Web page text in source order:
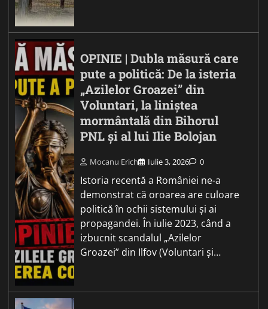
OPINIE | Dubla măsură care
pute a politică: De la isteria
„Azilelor Groazei” din
Voluntari, la liniștea
mormântală din Bihorul
PNL și al lui Ilie Bolojan
Mocanu Erich Iulie 3, 2026 0
Istoria recentă a României ne-a
demonstrat că oroarea are culoare
politică în ochii sistemului și ai
propagandei. În iulie 2023, când a
izbucnit scandalul „Azilelor
Groazei” din Ilfov (Voluntari și…